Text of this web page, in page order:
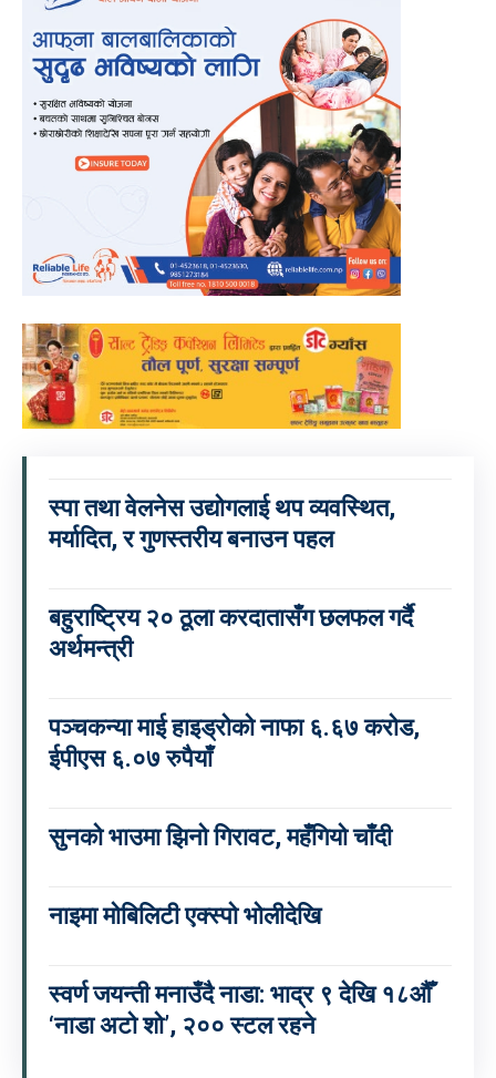
स्पा तथा वेलनेस उद्योगलाई थप व्यवस्थित,
मर्यादित, र गुणस्तरीय बनाउन पहल
बहुराष्ट्रिय २० ठूला करदातासँग छलफल गर्दै
अर्थमन्त्री
पञ्चकन्या माई हाइड्रोको नाफा ६.६७ करोड,
ईपीएस ६.०७ रुपैयाँ
सुनको भाउमा झिनो गिरावट, महँगियो चाँदी
नाइमा मोबिलिटी एक्स्पो भोलीदेखि
स्वर्ण जयन्ती मनाउँदै नाडा: भाद्र ९ देखि १८औँ
‘नाडा अटो शो’, २०० स्टल रहने